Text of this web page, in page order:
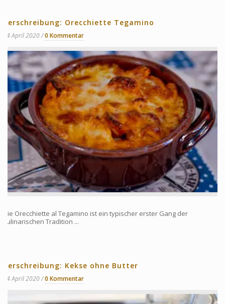
Verschreibung: Orecchiette Tegamino
14 April 2020 0 Kommentar
Die Orecchiette al Tegamino ist ein typischer erster Gang der
kulinarischen Tradition ...
Verschreibung: Kekse ohne Butter
14 April 2020 0 Kommentar